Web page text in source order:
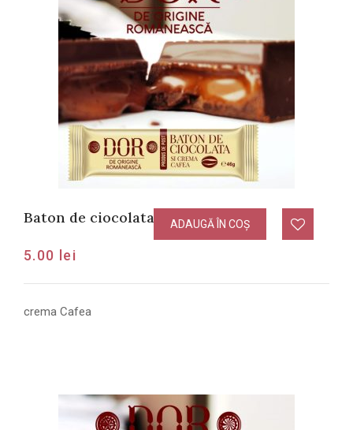
Baton de ciocolata cu crema Cafea
5.00 lei
ADAUGĂ ÎN COȘ
crema Cafea